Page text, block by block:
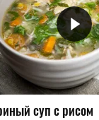
суп с рисом